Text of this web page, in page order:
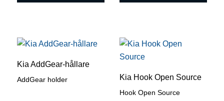
Kia AddGear-hållare
AddGear holder Kia Hook Open Source
Hook Open Source